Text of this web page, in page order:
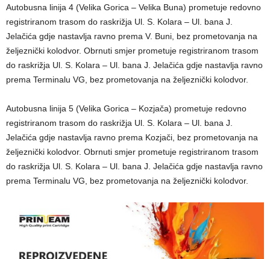
Autobusna linija 4 (Velika Gorica – Velika Buna) prometuje redovno
registriranom trasom do raskrižja Ul. S. Kolara – Ul. bana J.
Jelačića gdje nastavlja ravno prema V. Buni, bez prometovanja na
željeznički kolodvor. Obrnuti smjer prometuje registriranom trasom
do raskrižja Ul. S. Kolara – Ul. bana J. Jelačića gdje nastavlja ravno
prema Terminalu VG, bez prometovanja na željeznički kolodvor.
Autobusna linija 5 (Velika Gorica – Kozjača) prometuje redovno
registriranom trasom do raskrižja Ul. S. Kolara – Ul. bana J.
Jelačića gdje nastavlja ravno prema Kozjači, bez prometovanja na
željeznički kolodvor. Obrnuti smjer prometuje registriranom trasom
do raskrižja Ul. S. Kolara – Ul. bana J. Jelačića gdje nastavlja ravno
prema Terminalu VG, bez prometovanja na željeznički kolodvor.